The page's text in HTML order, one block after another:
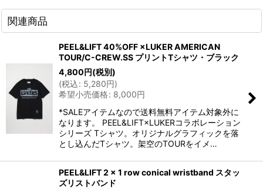
関連商品
PEEL&LIFT 40%OFF ×LUKER AMERICAN
TOUR/C-CREW.SS プリントTシャツ・ブラック
4,800円(税別)
(税込: 5,280円)
希望小売価格: 8,000円
*SALEアイテムなので送料無料アイテム対象外に
なります。 PEEL&LIFT×LUKERコラボレーション
シリーズ Tシャツ。オリジナルグラフィックを落
とし込んだTシャツ。架空のTOURをイメ…
PEEL&LIFT 2 x 1 row conical wristband スタッ
ズリストバンド